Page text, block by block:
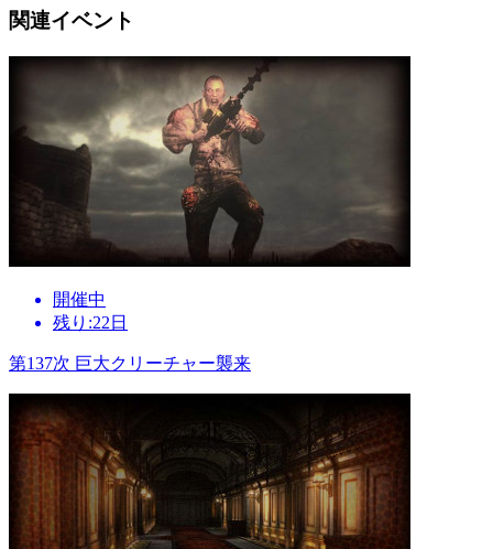
関連イベント
開催中
残り:22日
第137次 巨大クリーチャー襲来